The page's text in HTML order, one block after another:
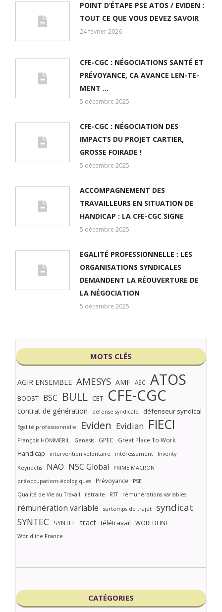
POINT D’ÉTAPE PSE ATOS / EVIDEN :
TOUT CE QUE VOUS DEVEZ SAVOIR
24 février 2026
CFE-CGC : NÉGOCIATIONS SANTÉ ET
PRÉVOYANCE, CA AVANCE LEN-TE-
MENT …
5 décembre 2025
CFE-CGC : NÉGOCIATION DES
IMPACTS DU PROJET CARTIER,
GROSSE FOIRADE !
5 décembre 2025
ACCOMPAGNEMENT DES
TRAVAILLEURS EN SITUATION DE
HANDICAP : LA CFE-CGC SIGNE
5 décembre 2025
EGALITÉ PROFESSIONNELLE : LES
ORGANISATIONS SYNDICALES
DEMANDENT LA RÉOUVERTURE DE
LA NÉGOCIATION
5 décembre 2025
MOTS CLÉS
AGIR ENSEMBLE AMESYS AMF ASC ATOS
BOOST BSC BULL CET CFE-CGC
contrat de génération défense syndicale défenseur syndical
Egalité professionnelle Eviden Evidian FIECI
François HOMMERIL Genesis GPEC Great Place To Work
Handicap intervention volontaire intéressement
Inventy
Keynectis
NAO NSC Global
PRIME MACRON
préoccupations écologiques
Prévoyance
PSE
Qualité de Vie au Travail
retraite RTT rémunérations variables
rémunération variable surtemps de trajet syndicat
SYNTEC SYNTEL tract télétravail WORLDLINE
Worldline France
CATÉGORIES